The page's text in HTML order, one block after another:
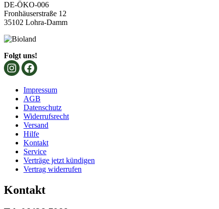
DE-ÖKO-006
Fronhäuserstraße 12
35102 Lohra-Damm
Folgt uns!
Impressum
AGB
Datenschutz
Widerrufsrecht
Versand
Hilfe
Kontakt
Service
Verträge jetzt kündigen
Vertrag widerrufen
Kontakt